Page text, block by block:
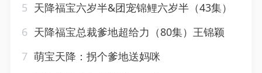
5 天降福宝六岁半&团宠锦鲤六岁半（43集）
6 天降福宝总裁爹地超给力（80集）王锦颖
7 萌宝天降：拐个爹地送妈咪